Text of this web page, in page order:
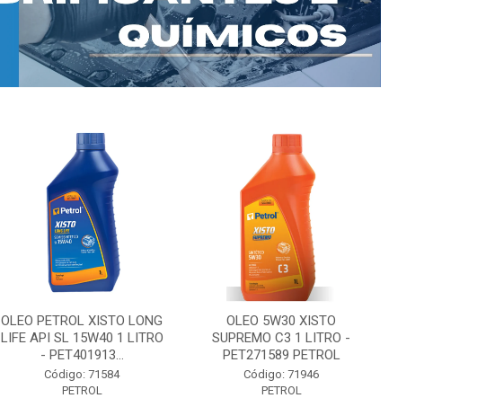
OLEO PETROL XISTO LONG
LIFE API SL 15W40 1 LITRO
- PET401913...
Código: 71584
PETROL
OLEO 5W30 XISTO
SUPREMO C3 1 LITRO -
PET271589 PETROL
Código: 71946
PETROL